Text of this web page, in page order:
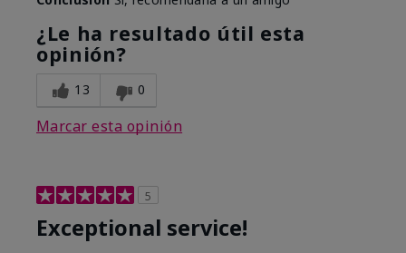
¿Le ha resultado útil esta
opinión?
13 0
Marcar esta opinión
5
Exceptional service!